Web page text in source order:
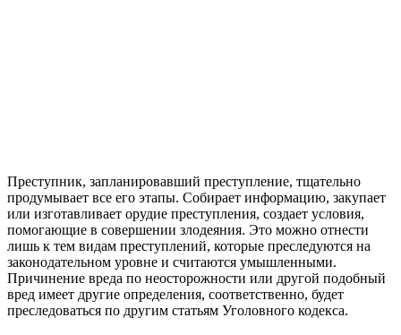
Преступник, запланировавший преступление, тщательно
продумывает все его этапы. Собирает информацию, закупает
или изготавливает орудие преступления, создает условия,
помогающие в совершении злодеяния. Это можно отнести
лишь к тем видам преступлений, которые преследуются на
законодательном уровне и считаются умышленными.
Причинение вреда по неосторожности или другой подобный
вред имеет другие определения, соответственно, будет
преследоваться по другим статьям Уголовного кодекса.